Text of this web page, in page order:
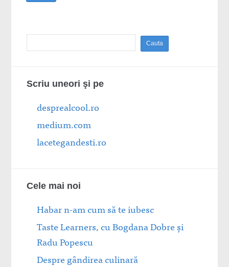
Scriu uneori şi pe
desprealcool.ro
medium.com
lacetegandesti.ro
Cele mai noi
Habar n-am cum să te iubesc
Taste Learners, cu Bogdana Dobre și
Radu Popescu
Despre gândirea culinară